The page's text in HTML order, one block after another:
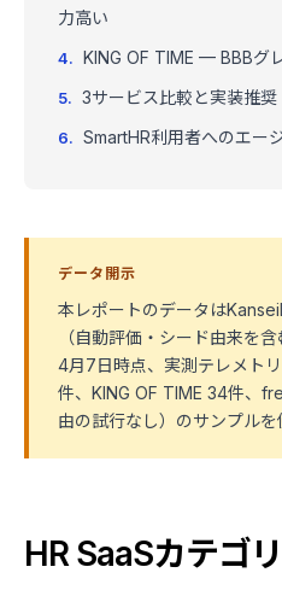
力高い
KING OF TIME — BBBグ
3サービス比較と実装推奨
SmartHR利用者へのエー
データ開示
本レポートのデータは
（自動評価・シード由来を
4月7日時点、実測テレメト
件、KING OF TIME 34件、
由の試行なし）のサンプルを
HR SaaSカテゴ